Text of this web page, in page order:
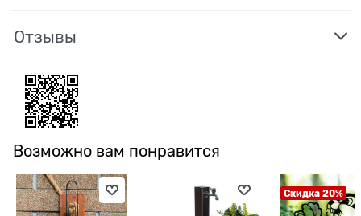
Отзывы
Возможно вам понравится
Скидка 20%